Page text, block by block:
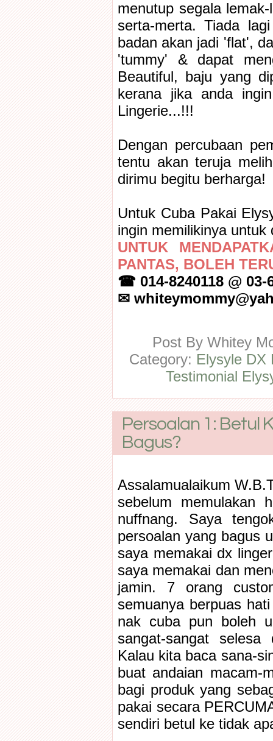
menutup segala
serta-merta. Tiada
badan akan jadi 'flat',
'tummy' & dapat
Beautiful, baju yang
kerana jika anda
Lingerie...!!!
Dengan percubaan
tentu akan teruja
dirimu begitu berharga!
Untuk Cuba Pakai
ingin memilikinya
UNTUK
PANTAS, BOLEH
☎ 014-8240118 @ 03-
✉
Post By Whitey
Category: Elysyle DX
Testimonial
Persoalan 1: Betul
Bagus?
Assalamualaikum
sebelum memulakan
nuffnang. Saya
persoalan yang bagus
saya memakai dx
saya memakai dan
jamin. 7 orang
semuanya berpuas
nak cuba pun boleh
sangat-sangat
Kalau kita baca sana-
buat andaian macam-
bagi produk yang
pakai secara
sendiri betul ke tidak